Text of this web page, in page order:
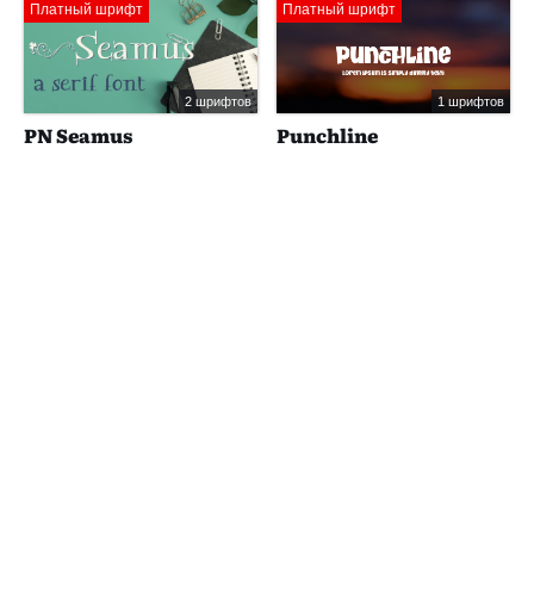
Платный шрифт
2 шрифтов
PN Seamus
Платный шрифт
1 шрифтов
Punchline